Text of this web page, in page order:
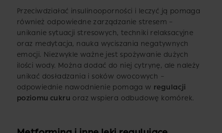
Przeciwdziałać insulinooporności i leczyć ją pomaga
również odpowiedne zarządzanie stresem –
unikanie sytuacji stresowych, techniki relaksacyjne
oraz medytacja, nauka wyciszania negatywnych
emocji. Niezwykle ważne jest spożywanie dużych
ilości wody. Można dodać do niej cytrynę, ale należy
unikać dosładzania i soków owocowych –
odpowiednie nawodnienie pomaga w regulacji
poziomu cukru oraz wspiera odbudowę komórek.